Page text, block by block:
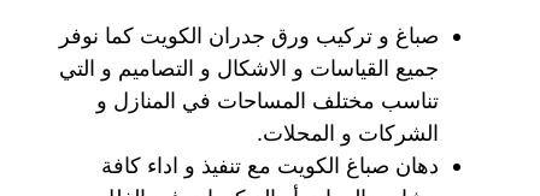
صباغ و تركيب ورق جدران الكويت كما نوفر
جميع القياسات و الاشكال و التصاميم و التي
تناسب مختلف المساحات في المنازل و
الشركات و المحلات.
دهان صباغ الكويت مع تنفيذ و اداء كافة